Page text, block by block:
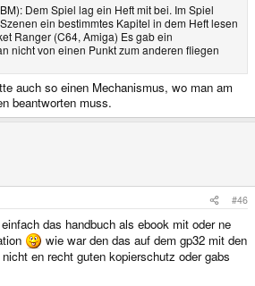
Dem Spiel lag ein Heft mit bei. Im Spiel
ein bestimmtes Kapitel in dem Heft lesen
Ranger (C64, Amiga) Es gab ein
nicht von einen Punkt zum anderen fliegen
auch so einen Mechanismus, wo man am
beantworten muss.
#46
das handbuch als ebook mit oder ne
wie war den das auf dem gp32 mit den
en recht guten kopierschutz oder gabs